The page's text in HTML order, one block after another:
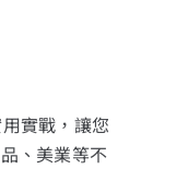
實戰，讓您
、美業等不